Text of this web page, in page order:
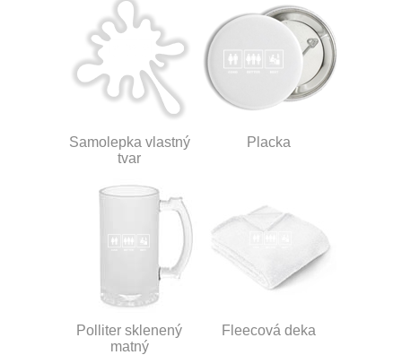
Samolepka vlastný
tvar
Placka
Polliter sklenený
matný
Fleecová deka